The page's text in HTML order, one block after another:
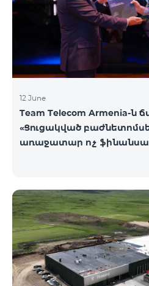
12 June
Team Telecom Armenia-ն
«Ցուցակված
առաջատար ոչ